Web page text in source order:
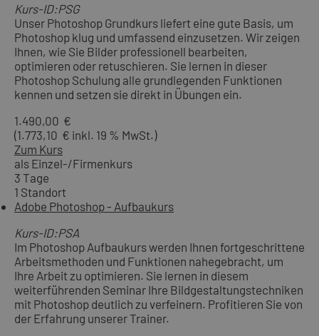
Kurs-ID:PSG
Unser Photoshop Grundkurs liefert eine gute Basis, um
Photoshop klug und umfassend einzusetzen. Wir zeigen
Ihnen, wie Sie Bilder professionell bearbeiten,
optimieren oder retuschieren. Sie lernen in dieser
Photoshop Schulung alle grundlegenden Funktionen
kennen und setzen sie direkt in Übungen ein.
1.490,00 €
(1.773,10 € inkl. 19 % MwSt.)
Zum Kurs
als Einzel-/Firmenkurs
3 Tage
1 Standort
Adobe Photoshop - Aufbaukurs
Kurs-ID:PSA
Im Photoshop Aufbaukurs werden Ihnen fortgeschrittene
Arbeitsmethoden und Funktionen nahegebracht, um
Ihre Arbeit zu optimieren. Sie lernen in diesem
weiterführenden Seminar Ihre Bildgestaltungstechniken
mit Photoshop deutlich zu verfeinern. Profitieren Sie von
der Erfahrung unserer Trainer.